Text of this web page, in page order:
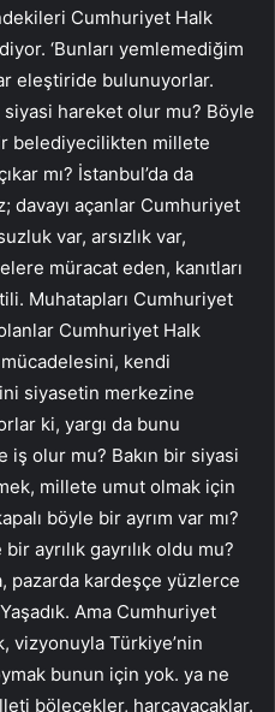
Cumhuriyet Halk
‘Bunları yemlemediğim
eleştiride bulunuyorlar.
siyasi hareket olur mu? Böyle
belediyecilikten millete
mı? İstanbul’da da
davayı açanlar Cumhuriyet
var, arsızlık var,
müracat eden, kanıtları
Muhatapları Cumhuriyet
Cumhuriyet Halk
kendi
siyasetin merkezine
ki, yargı da bunu
iş olur mu? Bakın bir siyasi
millete umut olmak için
böyle bir ayrım var mı?
ayrılık gayrılık oldu mu?
pazarda kardeşçe yüzlerce
Ama Cumhuriyet
vizyonuyla Türkiye’nin
bunun için yok. ya ne
bölecekler, harcayacaklar.